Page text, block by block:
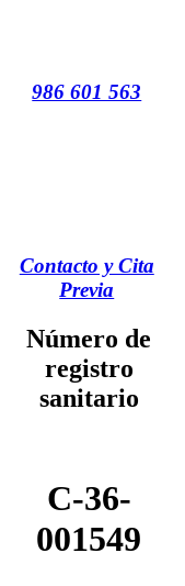
986 601 563
Contacto y Cita
Previa
Número de
registro
sanitario
C-36-
001549